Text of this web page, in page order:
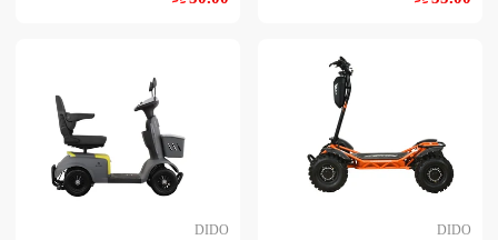
DIDO
DIDO